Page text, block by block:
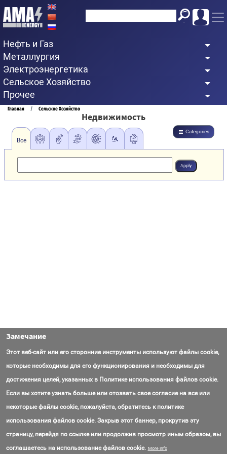
Перейти
к
содержанию
Нефть и Газ
Металлургия
Электроэнергетика
Сельское Хозяйство
Прочее
Строка
Главная Сельское Хозяйство
Недвижимость
Categories
Все
Контакты Вопросы Об AmasEnergy Соглашение об использовании
Замечание
Этот веб-сайт или его сторонние инструменты используют файлы cookie,
которые необходимы для его функционирования и необходимы для
достижения целей, указанных в Политике использования файлов cookie.
Если вы хотите узнать больше или отозвать свое согласие на все или
некоторые файлы cookie, пожалуйста, обратитесь к политике
использования файлов cookie. Закрыв этот баннер, прокрутив эту
страницу, перейдя по ссылке или продолжив просмотр иным образом, вы
соглашаетесь на использование файлов cookie. More info